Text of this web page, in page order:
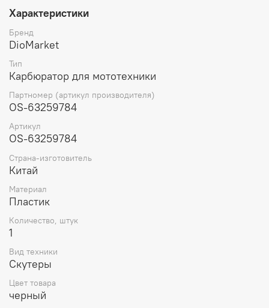
смеси - смесь обогащенная (богатая) топливом и смесь
стандартная (рабочая). Когда двигатель работает на
холодную, требуется более богатая смесь для
обеспечения стабильной работы. Когда двигатель
стандартная смесь для оптимальной
производительности. Традиционный механический
обогатитель карбюратора является устройством,
управляемым рычагом на руле, но также можно
использовать электрический обогатитель. Он обычно
устанавливается на карбюраторе и подсоединен к
электропроводке мототехники.
Характеристики
Бренд
DioMarket
Тип
Карбюратор для мототехники
Партномер (артикул производителя)
OS-63259784
Артикул
OS-63259784
Страна-изготовитель
Китай
Материал
Пластик
Количество, штук
1
Вид техники
Скутеры
Цвет товара
черный